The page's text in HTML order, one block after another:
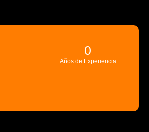
Años de Experiencia
0